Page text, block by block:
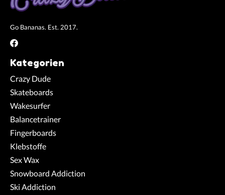
Go Bananas. Est. 2017.
Kategorien
Crazy Dude
Skateboards
Wakesurfer
Balancetrainer
Fingerboards
Klebstoffe
Sex Wax
Snowboard Addiction
Ski Addiction